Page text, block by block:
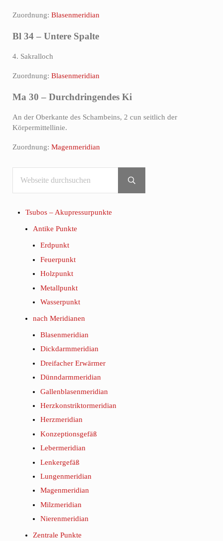
Zuordnung: Blasenmeridian
Bl 34 – Untere Spalte
4. Sakralloch
Zuordnung: Blasenmeridian
Ma 30 – Durchdringendes Ki
An der Oberkante des Schambeins, 2 cun seitlich der
Körpermittellinie.
Zuordnung: Magenmeridian
Sidebar
Submit search
Tsubos – Akupressurpunkte
Antike Punkte
Erdpunkt
Feuerpunkt
Holzpunkt
Metallpunkt
Wasserpunkt
nach Meridianen
Blasenmeridian
Dickdarmmeridian
Dreifacher Erwärmer
Dünndarmmeridian
Gallenblasenmeridian
Herzkonstriktormeridian
Herzmeridian
Konzeptionsgefäß
Lebermeridian
Lenkergefäß
Lungenmeridian
Magenmeridian
Milzmeridian
Nierenmeridian
Zentrale Punkte